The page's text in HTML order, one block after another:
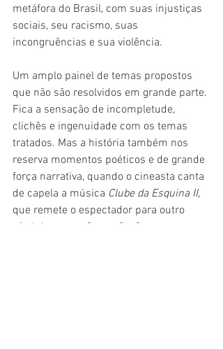
metáfora do Brasil, com suas injustiças
sociais, seu racismo, suas
incongruências e sua violência.
Um amplo painel de temas propostos
que não são resolvidos em grande parte.
Fica a sensação de incompletude,
clichês e ingenuidade com os temas
tratados. Mas a história também nos
reserva momentos poéticos e de grande
força narrativa, quando o cineasta canta
de capela a música Clube da Esquina II,
que remete o espectador para outro
nível de sensação e reflexão.